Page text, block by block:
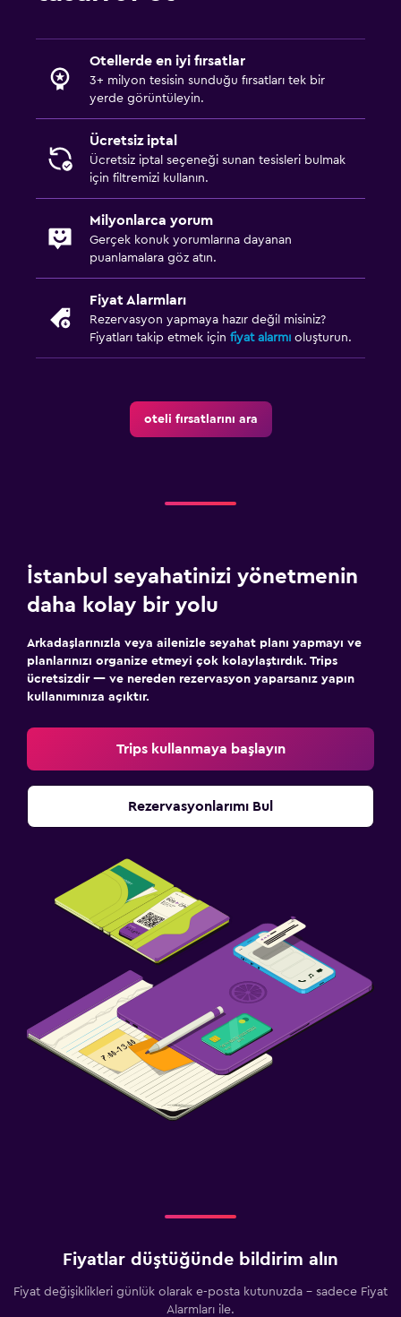
Otellerde en iyi fırsatlar
3+ milyon tesisin sunduğu fırsatları tek bir
yerde görüntüleyin.
Ücretsiz iptal
Ücretsiz iptal seçeneği sunan tesisleri bulmak
için filtremizi kullanın.
Milyonlarca yorum
Gerçek konuk yorumlarına dayanan
puanlamalara göz atın.
Fiyat Alarmları
Rezervasyon yapmaya hazır değil misiniz?
Fiyatları takip etmek için fiyat alarmı oluşturun.
oteli fırsatlarını ara
İstanbul seyahatinizi yönetmenin
daha kolay bir yolu
Arkadaşlarınızla veya ailenizle seyahat planı yapmayı ve
planlarınızı organize etmeyi çok kolaylaştırdık. Trips
ücretsizdir — ve nereden rezervasyon yaparsanız yapın
kullanımınıza açıktır.
Trips kullanmaya başlayın
Rezervasyonlarımı Bul
Fiyatlar düştüğünde bildirim alın
Fiyat değişiklikleri günlük olarak e-posta kutunuzda - sadece Fiyat
Alarmları ile.